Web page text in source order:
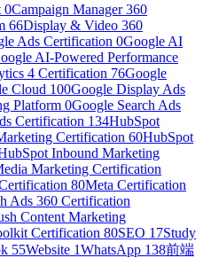
0Campaign Manager 360
66Display & Video 360
Ads Certification 0Google AI
AI-Powered Performance
4 Certification 76Google
Cloud 100Google Display Ads
Platform 0Google Search Ads
Certification 134HubSpot
Certification 60HubSpot
Inbound Marketing
Marketing Certification
80Meta Certification
Ads 360 Certification
Content Marketing
Certification 80SEO 17Study
55Website 1WhatsApp 138前端